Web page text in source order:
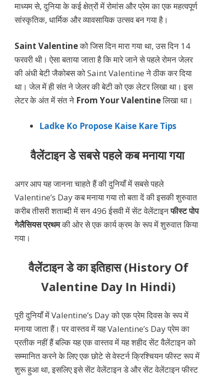
माध्यम से, दुनिया के कई क्षेत्रों में रोमांस और प्रेम का एक महत्वपूर्ण
सांस्कृतिक, धार्मिक और व्यावसायिक उत्सव बन गया है।
Saint Valentineको जिस दिन मारा गया था, उस दिन 14
फरवरी थी। ऐसा बताया जाता है कि मारे जाने से पहले रोमन जेलर
की अंधी बेटी जैकोबस को Saint Valentine ने ठीक कर दिया
था। जेल में ही संत ने जेलर की बेटी को एक लेटर लिखा था। इस
लेटर के अंत में संत ने From Your Valentineलिखा था।
Ladke Ko Propose Kaise Kare Tips
वैलेंटाइन डे सबसे पहले कब मनाया गया
अगर आप यह जानना चाहते हैं की दुनियाँ में सबसे पहले
Valentine’s Day कब मनाया गया तो बता दें की इसकी शुरुवात
करीब तीसरी शताब्दी में सन 496 ईसवी में सेंट वेलेंटाइनफीस्ट पोप
गेलैसियस प्रथमकी ओर से एक कार्य क्रम के रूप में शुरुवात किया
गया।
वैलेंटाइन डे का इतिहास (History Of
Valentine Day In Hindi)
पूरी दुनियाँ में Valentine’s Day को एक प्रेम दिवस के रूप में
मनाया जाता हैं। पर वास्तव में यह Valentine’s Day प्रेम का
प्रतीक नहीं हैं बल्कि यह एक वास्तव में यह शहीद सेंट वैलेंटाइन को
सम्मानित करने के लिए एक छोटे से वेस्टर्न क्रिश्चियन फीस्ट रूप में
शुरू हुआ था, इसलिए इसे सेंट वेलेंटाइन डे और सेंट वेलेंटाइन फीस्ट